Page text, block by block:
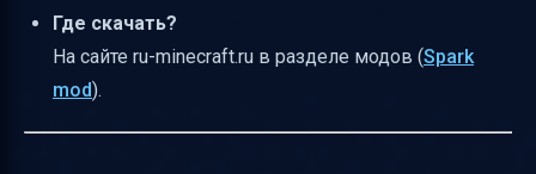
Где скачать?
На сайте ru-minecraft.ru в разделе модов (Spark
mod).